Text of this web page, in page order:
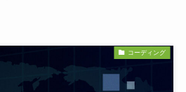
コーディング